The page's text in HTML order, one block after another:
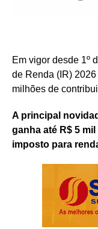
Em vigor desde 1º
de Renda (IR)
milhões de
A principal
ganha até R$ 5
imposto para